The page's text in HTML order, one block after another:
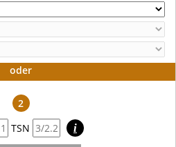
oder
2
TSN i